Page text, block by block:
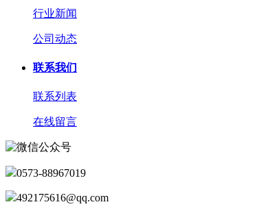
行业新闻
公司动态
联系我们
联系列表
在线留言
0573-88967019
492175616@qq.com